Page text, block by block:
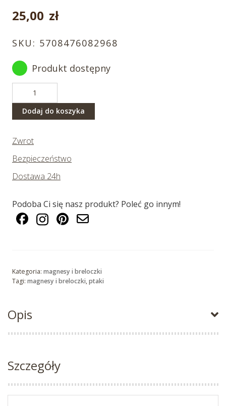
25,00 zł
SKU: 5708476082968
Produkt dostępny
niebieska
papuga
Dodaj do koszyka
Zwrot
Bezpieczeństwo
Dostawa 24h
Podoba Ci się nasz produkt? Poleć go innym!
Kategoria: magnesy i breloczki
Tagi: magnesy i breloczki,ptaki
Opis
Szczegóły